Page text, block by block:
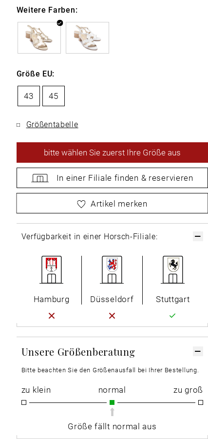
Weitere Farben:
Größe EU:
43 45
Größentabelle
bittewählen Sie zuerst Ihre Größe aus
In einer Filiale finden & reservieren
wählen Sie zuerst Ihre Größe aus
Artikel merken
Verfügbarkeit in einer Horsch-Filiale:
Hamburg Düsseldorf Stuttgart
Unsere Größenberatung
Bitte beachten Sie den Größenausfall bei Ihrer Bestellung.
zu klein normal zu groß
Größe fällt normal aus